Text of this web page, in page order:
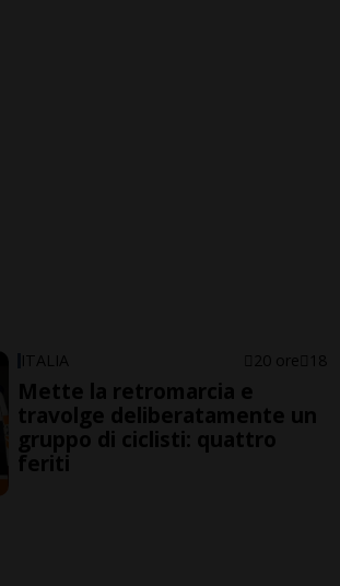
ITALIA 20 ore 18
Mette la retromarcia e
travolge deliberatamente un
gruppo di ciclisti: quattro
feriti